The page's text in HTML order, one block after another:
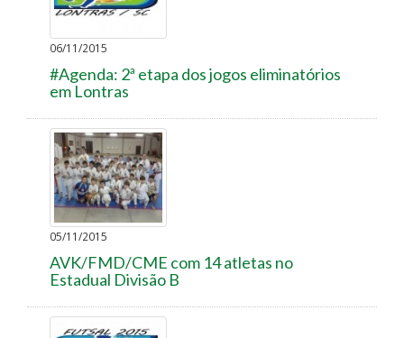
06/11/2015
#Agenda: 2ª etapa dos jogos eliminatórios
em Lontras
05/11/2015
AVK/FMD/CME com 14 atletas no
Estadual Divisão B